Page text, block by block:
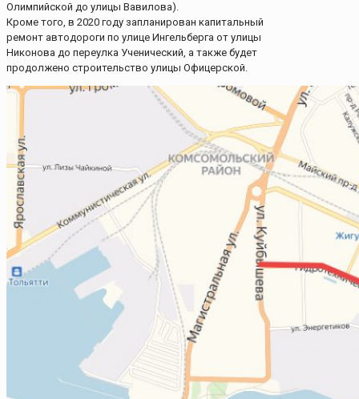
Олимпийской до улицы Вавилова).
Кроме того, в 2020 году запланирован капитальный
ремонт автодороги по улице Ингельберга от улицы
Никонова до переулка Ученический, а также будет
продолжено строительство улицы Офицерской.